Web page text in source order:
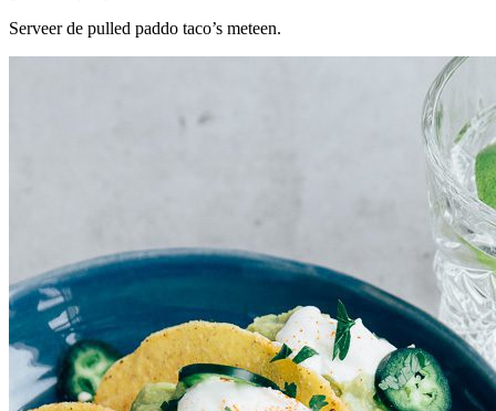
Serveer de pulled paddo taco’s meteen.